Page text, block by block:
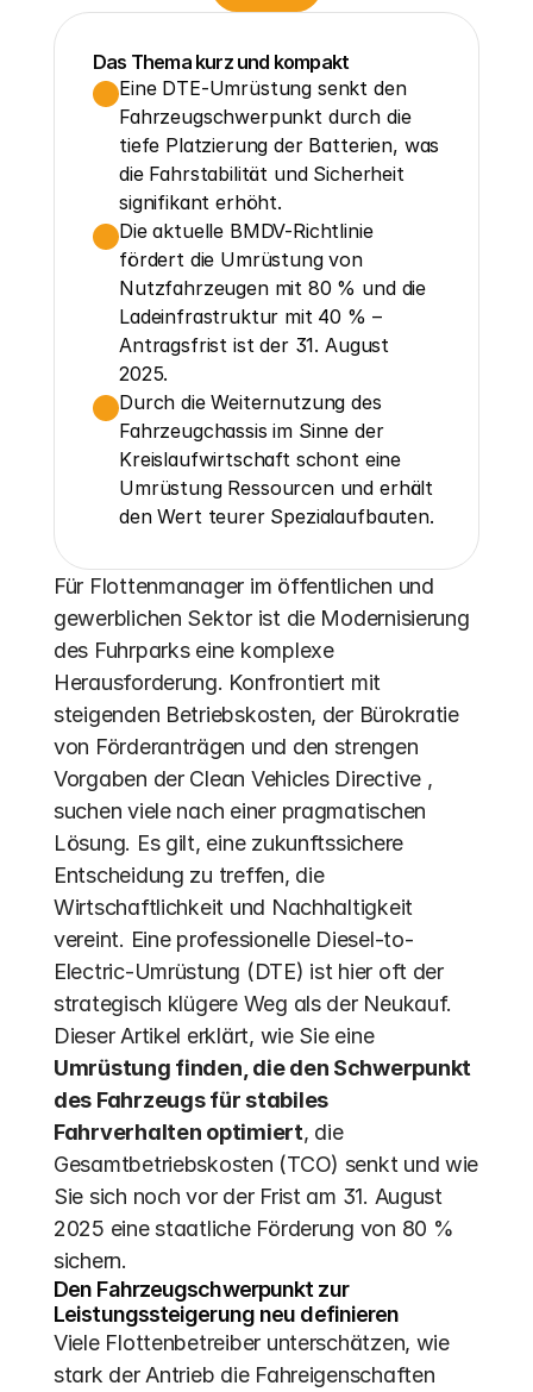
Das Thema kurz und kompakt
Eine DTE-Umrüstung senkt den
Fahrzeugschwerpunkt durch die
tiefe Platzierung der Batterien, was
die Fahrstabilität und Sicherheit
signifikant erhöht.
Die aktuelle BMDV-Richtlinie
fördert die Umrüstung von
Nutzfahrzeugen mit 80 % und die
Ladeinfrastruktur mit 40 % –
Antragsfrist ist der 31. August
2025.
Durch die Weiternutzung des
Fahrzeugchassis im Sinne der
Kreislaufwirtschaft schont eine
Umrüstung Ressourcen und erhält
den Wert teurer Spezialaufbauten.
Für Flottenmanager im öffentlichen und
gewerblichen Sektor ist die Modernisierung
des Fuhrparks eine komplexe
Herausforderung. Konfrontiert mit
steigenden Betriebskosten, der Bürokratie
von Förderanträgen und den strengen
Vorgaben der Clean Vehicles Directive ,
suchen viele nach einer pragmatischen
Lösung. Es gilt, eine zukunftssichere
Entscheidung zu treffen, die
Wirtschaftlichkeit und Nachhaltigkeit
vereint. Eine professionelle Diesel-to-
Electric-Umrüstung (DTE) ist hier oft der
strategisch klügere Weg als der Neukauf.
Dieser Artikel erklärt, wie Sie eine
Umrüstung finden, die den Schwerpunkt
des Fahrzeugs für stabiles
Fahrverhalten optimiert, die
Gesamtbetriebskosten (TCO) senkt und wie
Sie sich noch vor der Frist am 31. August
2025 eine staatliche Förderung von 80 %
sichern.
Den Fahrzeugschwerpunkt zur
Leistungssteigerung neu definieren
Viele Flottenbetreiber unterschätzen, wie
stark der Antrieb die Fahreigenschaften